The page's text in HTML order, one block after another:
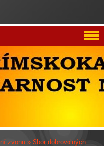
zvonu » Sbor dobrovolných